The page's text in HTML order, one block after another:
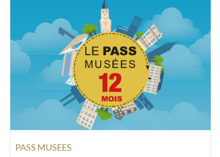
PASS MUSEES